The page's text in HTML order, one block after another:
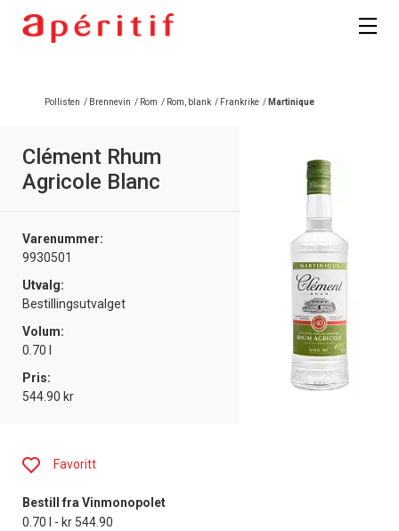
Pollisten / Brennevin / Rom / Rom, blank / Frankrike / Martinique
Clément Rhum
Agricole Blanc
Varenummer:
9930501
Utvalg:
Bestillingsutvalget
Volum:
0.70 l
Pris:
544.90 kr
Favoritt
Bestill fra Vinmonopolet
0.70 l - kr 544.90